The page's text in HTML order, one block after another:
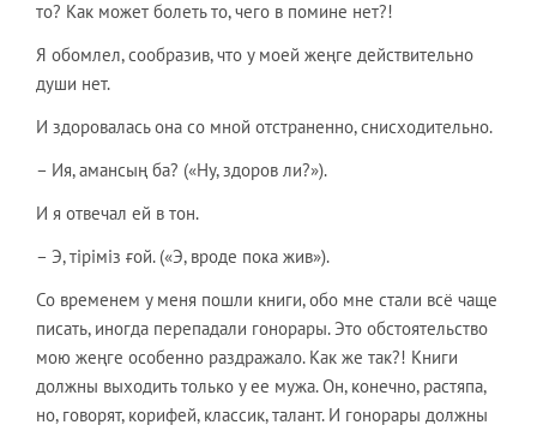
то? Как может болеть то, чего в помине нет?!
Я обомлел, сообразив, что у моей жеңге действительно
души нет.
И здоровалась она со мной отстраненно, снисходительно.
– Ия, амансың ба? («Ну, здоров ли?»).
И я отвечал ей в тон.
– Э, тіріміз ғой. («Э, вроде пока жив»).
Со временем у меня пошли книги, обо мне стали всё чаще
писать, иногда перепадали гонорары. Это обстоятельство
мою жеңге особенно раздражало. Как же так?! Книги
должны выходить только у ее мужа. Он, конечно, растяпа,
но, говорят, корифей, классик, талант. И гонорары должны